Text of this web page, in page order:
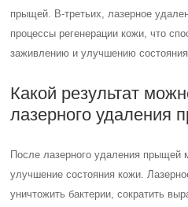
прыщей. В-третьих, лазерное
процессы регенерации кожи, что
заживлению и улучшению
Какой результат
лазерного удаления
После лазерного удаления прыщей
улучшение состояния кожи.
уничтожить бактерии, сократить